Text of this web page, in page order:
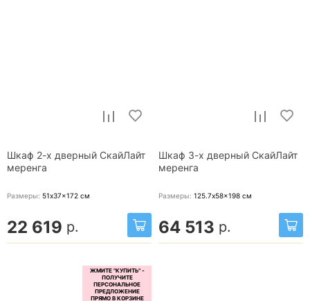
Шкаф 2-х дверный СкайЛайт
меренга
Размеры: 51x37x172 см
22 619 р.
Шкаф 3-х дверный СкайЛайт
меренга
Размеры: 125.7x58x198 см
64 513 р.